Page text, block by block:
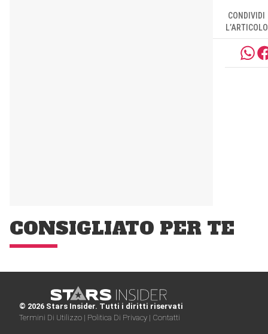
CONDIVIDI
L’ARTICOLO
CONSIGLIATO PER TE
© 2026 Stars Insider. Tutti i diritti riservati
Termini Di Utilizzo | Politica Di Privacy | Contatti